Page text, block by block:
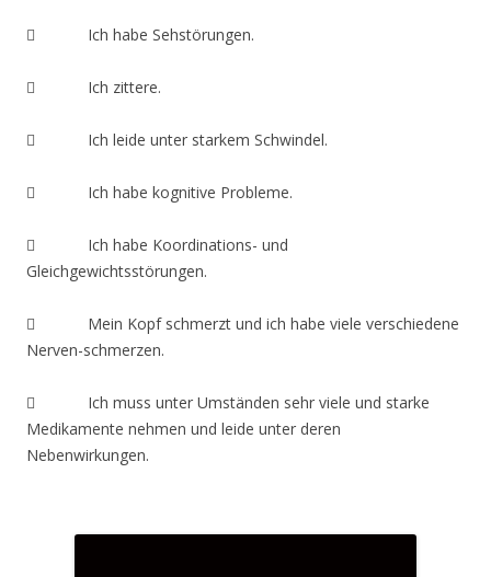
 Ich habe Sehstörungen.
 Ich zittere.
 Ich leide unter starkem Schwindel.
 Ich habe kognitive Probleme.
 Ich habe Koordinations- und
Gleichgewichtsstörungen.
 Mein Kopf schmerzt und ich habe viele verschiedene
Nerven-schmerzen.
 Ich muss unter Umständen sehr viele und starke
Medikamente nehmen und leide unter deren
Nebenwirkungen.